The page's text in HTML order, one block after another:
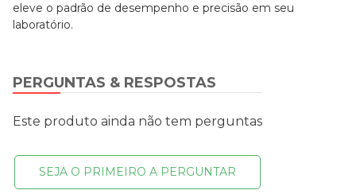
eleve o padrão de desempenho e precisão em seu
laboratório.
PERGUNTAS & RESPOSTAS
Este produto ainda não tem perguntas
SEJA O PRIMEIRO A PERGUNTAR